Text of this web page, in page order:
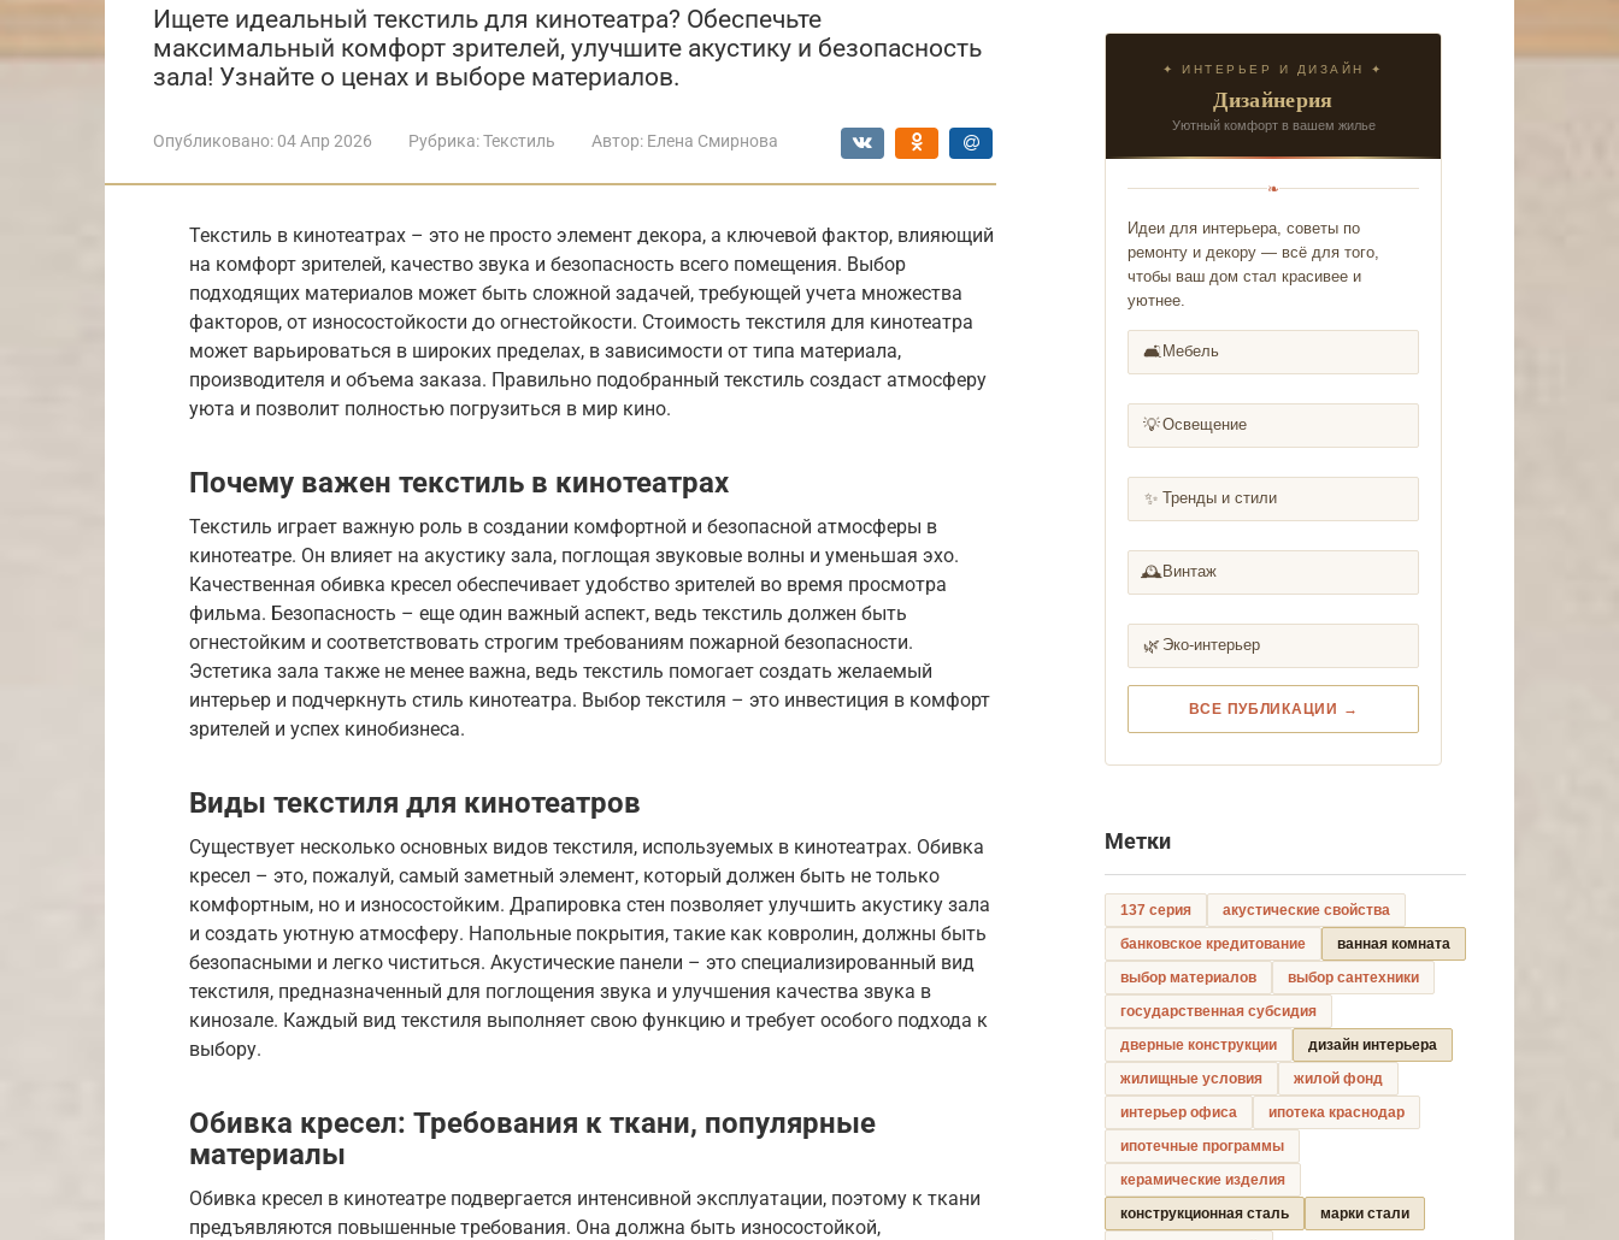
Ищете идеальный текстиль для кинотеатра? Обеспечьте
максимальный комфорт зрителей, улучшите акустику и безопасность
зала! Узнайте о ценах и выборе материалов.
Опубликовано: 04 Апр 2026 Рубрика:Текстиль Автор: Елена Смирнова
Текстиль в кинотеатрах – это не просто элемент декора, а ключевой фактор, влияющий
на комфорт зрителей, качество звука и безопасность всего помещения. Выбор
подходящих материалов может быть сложной задачей, требующей учета множества
факторов, от износостойкости до огнестойкости. Стоимость текстиля для кинотеатра
может варьироваться в широких пределах, в зависимости от типа материала,
производителя и объема заказа. Правильно подобранный текстиль создаст атмосферу
уюта и позволит полностью погрузиться в мир кино.
Почему важен текстиль в кинотеатрах
Текстиль играет важную роль в создании комфортной и безопасной атмосферы в
кинотеатре. Он влияет на акустику зала, поглощая звуковые волны и уменьшая эхо.
Качественная обивка кресел обеспечивает удобство зрителей во время просмотра
фильма. Безопасность – еще один важный аспект, ведь текстиль должен быть
огнестойким и соответствовать строгим требованиям пожарной безопасности.
Эстетика зала также не менее важна, ведь текстиль помогает создать желаемый
интерьер и подчеркнуть стиль кинотеатра. Выбор текстиля – это инвестиция в комфорт
зрителей и успех кинобизнеса.
Виды текстиля для кинотеатров
Существует несколько основных видов текстиля, используемых в кинотеатрах. Обивка
кресел – это, пожалуй, самый заметный элемент, который должен быть не только
комфортным, но и износостойким. Драпировка стен позволяет улучшить акустику зала
и создать уютную атмосферу. Напольные покрытия, такие как ковролин, должны быть
безопасными и легко чиститься. Акустические панели – это специализированный вид
текстиля, предназначенный для поглощения звука и улучшения качества звука в
кинозале. Каждый вид текстиля выполняет свою функцию и требует особого подхода к
выбору.
Обивка кресел: Требования к ткани, популярные
материалы
Обивка кресел в кинотеатре подвергается интенсивной эксплуатации, поэтому к ткани
предъявляются повышенные требования. Она должна быть износостойкой,
✦ ИНТЕРЬЕР И ДИЗАЙН ✦
Дизайнерия
Уютный комфорт в вашем жилье
❧
Идеи для интерьера, советы по
ремонту и декору — всё для того,
чтобы ваш дом стал красивее и
уютнее.
🛋️ Мебель
💡Освещение
✨ Тренды и стили
🕰️ Винтаж
🌿 Эко-интерьер
ВСЕ ПУБЛИКАЦИИ →
Метки
137 серия
акустические свойства
банковское кредитование
ванная комната
выбор материалов
выбор сантехники
государственная субсидия
дверные конструкции
дизайн интерьера
жилищные условия
жилой фонд
интерьер офиса
ипотека краснодар
ипотечные программы
керамические изделия
конструкционная сталь
марки стали